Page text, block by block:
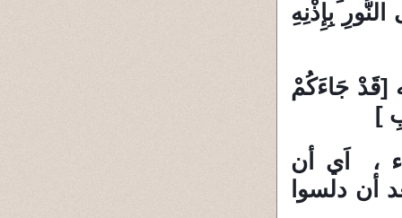
بِإِذْنِهِ
[قَدْ جَاءَكُمْ
]
، اَي أن
أن دلسوا